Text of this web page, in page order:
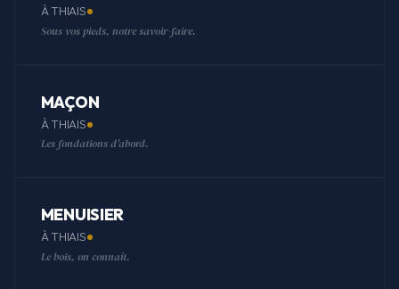
À THIAIS
Sous vos pieds, notre savoir-faire.
MAÇON
À THIAIS
Les fondations d'abord.
MENUISIER
À THIAIS
Le bois, on connaît.